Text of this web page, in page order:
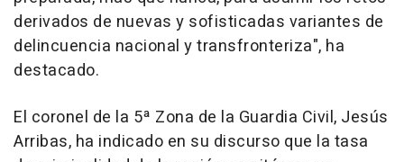
derivados de nuevas y sofisticadas variantes de
delincuencia nacional y transfronteriza", ha
destacado.
El coronel de la 5ª Zona de la Guardia Civil, Jesús
Arribas, ha indicado en su discurso que la tasa